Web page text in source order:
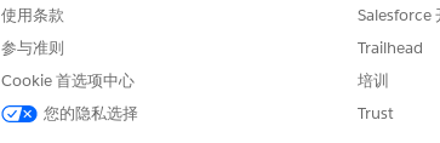
使用条款
参与准则
Cookie 首选项中心
您的隐私选择
Salesforce
Trailhead
培训
Trust